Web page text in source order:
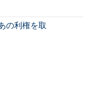
の利権を取